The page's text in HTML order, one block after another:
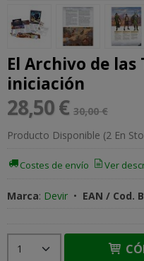
El Archivo de
iniciación
28,50 € 30,00 €
Producto Disponible (2 En
Costes de envío Ver
Marca: Devir • EAN / Cod.